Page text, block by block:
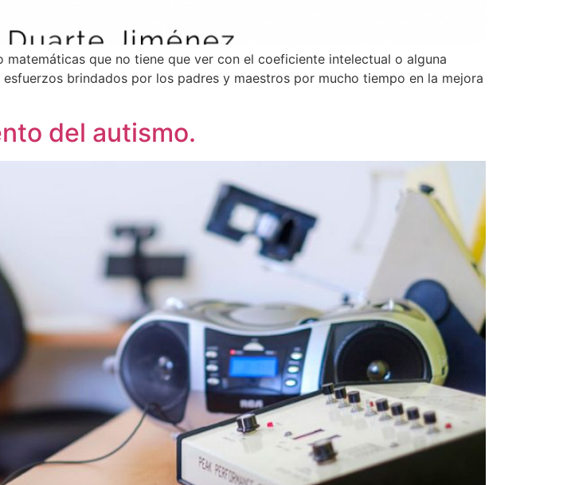
que no tiene que ver con el coeficiente intelectual o alguna
brindados por los padres y maestros por mucho tiempo en la mejora
del autismo.